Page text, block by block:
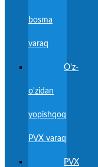
bosma
varaq
O'z-
o'zidan
yopishqoq
PVX varaq
PVX